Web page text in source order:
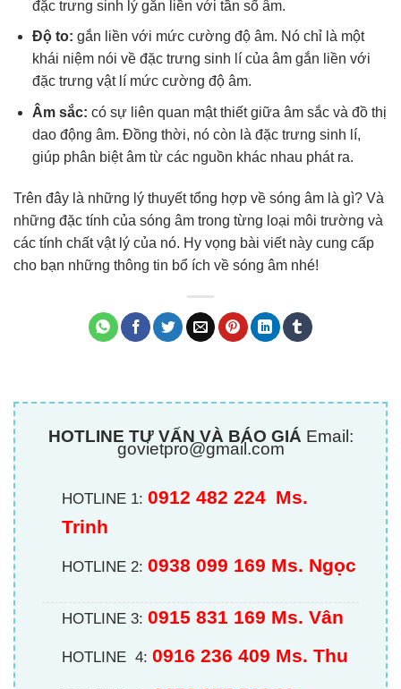
đặc trưng sinh lý gắn liền với tần số âm.
Độ to: gắn liền với mức cường độ âm. Nó chỉ là một
khái niệm nói về đặc trưng sinh lí của âm gắn liền với
đặc trưng vật lí mức cường độ âm.
Âm sắc: có sự liên quan mật thiết giữa âm sắc và đồ thị
dao động âm. Đồng thời, nó còn là đặc trưng sinh lí,
giúp phân biệt âm từ các nguồn khác nhau phát ra.
Trên đây là những lý thuyết tổng hợp về sóng âm là gì? Và
những đặc tính của sóng âm trong từng loại môi trường và
các tính chất vật lý của nó. Hy vọng bài viết này cung cấp
cho bạn những thông tin bổ ích về sóng âm nhé!
HOTLINE TƯ VẤN VÀ BÁO GIÁ Email:
govietpro@gmail.com
HOTLINE 1:0912 482 224 Ms.
Trinh
HOTLINE 2:0938 099 169 Ms. Ngọc
HOTLINE 3:0915 831 169 Ms. Vân
HOTLINE 4:0916 236 409 Ms. Thu